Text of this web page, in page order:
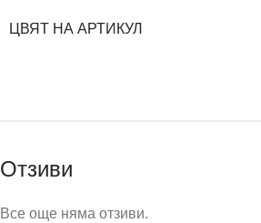
ЦВЯТ НА АРТИКУЛ
Отзиви
Все още няма отзиви.